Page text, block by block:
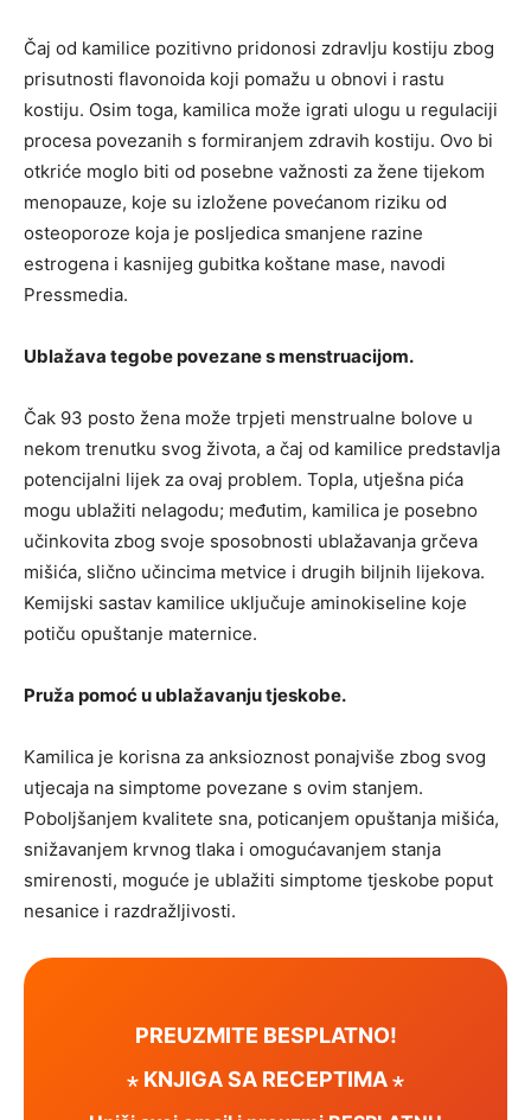
Čaj od kamilice pozitivno pridonosi zdravlju kostiju zbog
prisutnosti flavonoida koji pomažu u obnovi i rastu
kostiju. Osim toga, kamilica može igrati ulogu u regulaciji
procesa povezanih s formiranjem zdravih kostiju. Ovo bi
otkriće moglo biti od posebne važnosti za žene tijekom
menopauze, koje su izložene povećanom riziku od
osteoporoze koja je posljedica smanjene razine
estrogena i kasnijeg gubitka koštane mase, navodi
Pressmedia.
Ublažava tegobe povezane s menstruacijom.
Čak 93 posto žena može trpjeti menstrualne bolove u
nekom trenutku svog života, a čaj od kamilice predstavlja
potencijalni lijek za ovaj problem. Topla, utješna pića
mogu ublažiti nelagodu; međutim, kamilica je posebno
učinkovita zbog svoje sposobnosti ublažavanja grčeva
mišića, slično učincima metvice i drugih biljnih lijekova.
Kemijski sastav kamilice uključuje aminokiseline koje
potiču opuštanje maternice.
Pruža pomoć u ublažavanju tjeskobe.
Kamilica je korisna za anksioznost ponajviše zbog svog
utjecaja na simptome povezane s ovim stanjem.
Poboljšanjem kvalitete sna, poticanjem opuštanja mišića,
snižavanjem krvnog tlaka i omogućavanjem stanja
smirenosti, moguće je ublažiti simptome tjeskobe poput
nesanice i razdražljivosti.
PREUZMITE BESPLATNO!
⋆ KNJIGA SA RECEPTIMA ⋆